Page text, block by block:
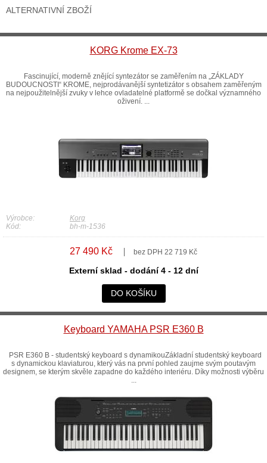
ALTERNATIVNÍ ZBOŽÍ
KORG Krome EX-73
Fascinující, moderně znějící syntezátor se zaměřením na „ZÁKLADY
BUDOUCNOSTI“ KROME, nejprodávanější syntetizátor s obsahem zaměřeným
na nejpoužitelnější zvuky v lehce ovladatelné platformě se dočkal významného
oživení. ...
Výrobce:
Korg
Kód:
bh-m-1536
27 490 Kč bez DPH 22 719 Kč
Externí sklad - dodání 4 - 12 dní
DO KOŠÍKU
Keyboard YAMAHA PSR E360 B
PSR E360 B - studentský keyboard s dynamikouZákladní studentský keyboard
s dynamickou klaviaturou, který vás na první pohled zaujme svým poutavým
designem, se kterým skvěle zapadne do každého interiéru. Díky možnosti výběru